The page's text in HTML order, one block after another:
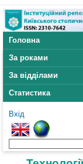
Головна
За роками
За відділами
Статистика
Вхід